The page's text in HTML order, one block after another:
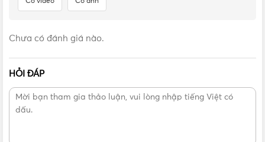
Chưa có đánh giá nào.
HỎI ĐÁP